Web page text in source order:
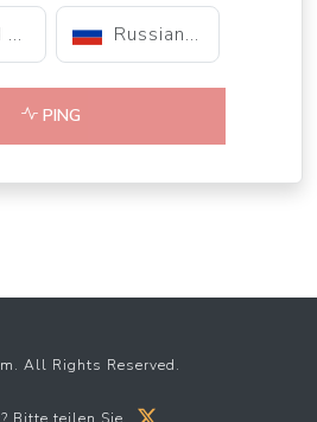
United Kingdom Russian Federation
PING
All Rights Reserved.